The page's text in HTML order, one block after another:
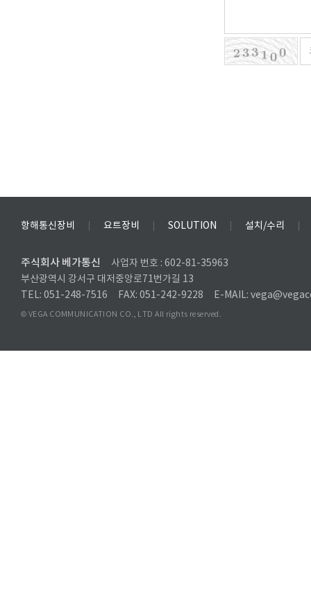
항해통신장비 요트장비 SOLUTION 설치/수리
주식회사 베가통신
사업자 번호 : 602-81-35963
부산광역시 강서구 대저중앙로71번가길 13
TEL: 051-248-7516
FAX: 051-242-9228 E-MAIL:
© VEGA COMMUNICATION CO., LTD All rights reserved.